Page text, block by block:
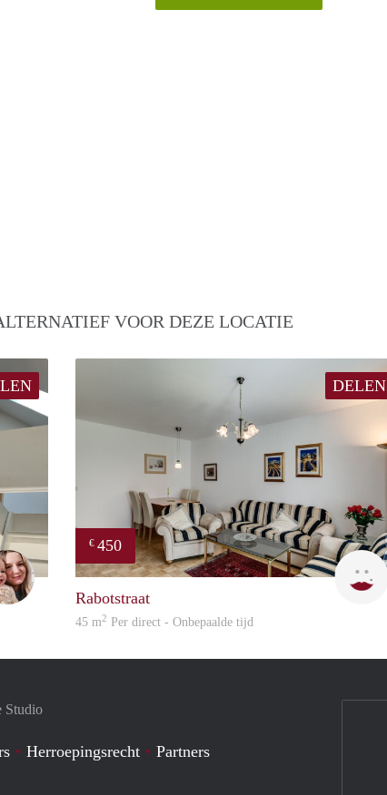
VOOR DEZE LOCATIE
Jilka
DELEN
€ 450
Rabotstraat
45 m2 Per direct - Onbepaalde tijd
Studio
Herroepingsrecht
Partners